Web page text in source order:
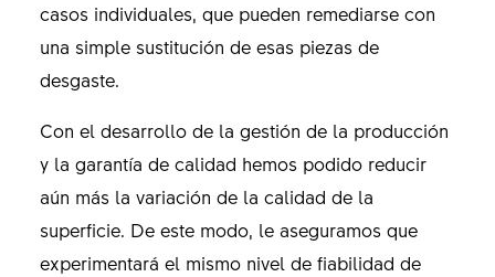
casos individuales, que pueden remediarse con
una simple sustitución de esas piezas de
desgaste.
Con el desarrollo de la gestión de la producción
y la garantía de calidad hemos podido reducir
aún más la variación de la calidad de la
superficie. De este modo, le aseguramos que
experimentará el mismo nivel de fiabilidad de